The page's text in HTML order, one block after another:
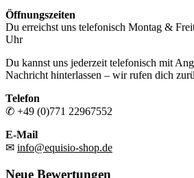
Öffnungszeiten
Du erreichst uns telefonisch Montag &
Uhr
Du kannst uns jederzeit telefonisch mit
Nachricht hinterlassen – wir rufen dich
Telefon
✆ +49 (0)771 22967552
E-Mail
✉ info@equisio-shop.de
Neue Bewertungen